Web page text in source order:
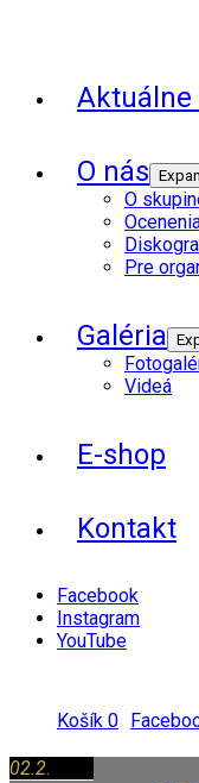
Aktuálne
O nás
O
Pre
Galéria
Videá
E-shop
Kontakt
Facebook
Instagram
YouTube
Košík 0
02.2.